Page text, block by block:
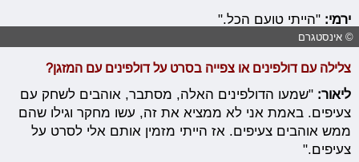
ירמי: "הייתי טועם הכל."
© אינסטגרם
צלילה עם דולפינים או צפייה בסרט על דולפינים עם המזגן?
ליאור: "שמעו הדולפינים האלה, מסתבר, אוהבים לשחק עם
צעיפים. באמת אני לא ממציא את זה, עשו מחקר וגילו שהם
ממש אוהבים צעיפים. אז הייתי מזמין אותם אלי לסרט על
צעיפים."